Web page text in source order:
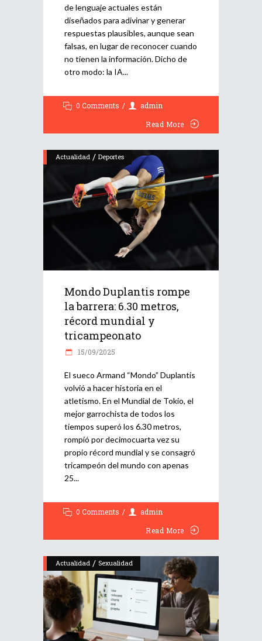
de lenguaje actuales están
diseñados para adivinar y generar
respuestas plausibles, aunque sean
falsas, en lugar de reconocer cuando
no tienen la información. Dicho de
otro modo: la IA
0 Comments
admin
Read More
Actualidad / Deportes
Mondo Duplantis rompe
la barrera: 6.30 metros,
récord mundial y
tricampeonato
15/09/2025
El sueco Armand “Mondo” Duplantis
volvió a hacer historia en el
atletismo. En el Mundial de Tokio, el
mejor garrochista de todos los
tiempos superó los 6.30 metros,
rompió por decimocuarta vez su
propio récord mundial y se consagró
tricampeón del mundo con apenas
25
0 Comments
admin
Read More
Actualidad / Sexualidad